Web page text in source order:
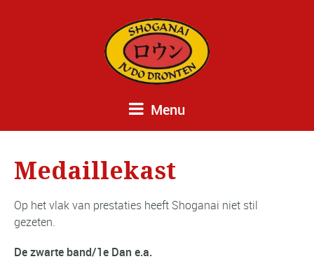
Menu
Medaillekast
Op het vlak van prestaties heeft Shoganai niet stil
gezeten.
De zwarte band/1e Dan e.a.